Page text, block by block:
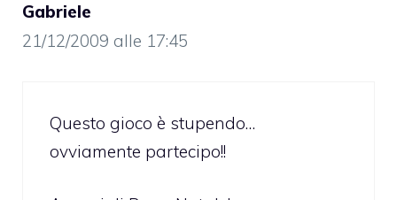
Gabriele
21/12/2009 alle 17:45
Questo gioco è stupendo…
ovviamente partecipo!!